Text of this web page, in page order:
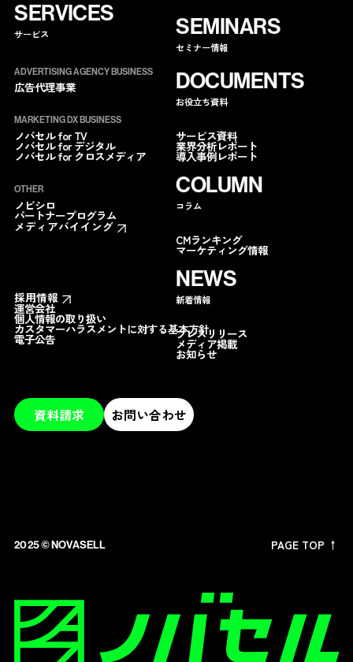
COLUMN
コラム
CMランキング
マーケティング情報
SERVICES
サービス
ADVERTISING AGENCY BUSINESS
広告代理事業
MARKETING DX BUSINESS
ノバセル for TV
ノバセル for デジタル
ノバセル for クロスメディア
OTHER
ノビシロ
パートナープログラム
メディアバイイング
NEWS
新着情報
プレスリリース
メディア掲載
お知らせ
SEMINARS
セミナー情報
DOCUMENTS
お役立ち資料
サービス資料
業界分析レポート
導入事例レポート
採用情報
運営会社
個人情報の取り扱い
カスタマーハラスメントに対する基本方針
電子公告
資料請求 お問い合わせ
2025 ©︎ NOVASELL PAGE TOP ↑